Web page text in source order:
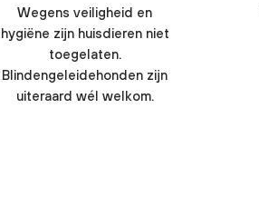
Wegens veiligheid en
hygiëne zijn huisdieren niet
toegelaten.
Blindengeleidehonden zijn
uiteraard wél welkom.